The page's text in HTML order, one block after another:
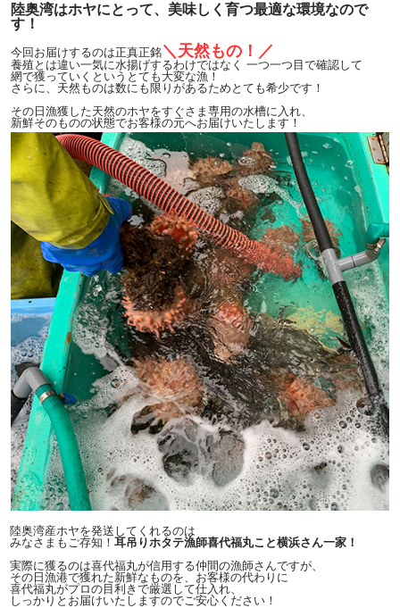
陸奥湾はホヤにとって、美味しく育つ最適な環境なので
す！
今回お届けするのは正真正銘＼天然もの！／
養殖とは違い一気に水揚げするわけではなく 一つ一つ目で確認して
網で獲っていくというとても大変な漁！
さらに、天然ものは数にも限りがあるためとても希少です！
その日漁獲した天然のホヤをすぐさま専用の水槽に入れ、
新鮮そのものの状態でお客様の元へお届けいたします！
陸奥湾産ホヤを発送してくれるのは
みなさまもご存知！ 耳吊りホタテ漁師喜代福丸こと横浜さん一家！
実際に獲るのは喜代福丸が信用する仲間の漁師さんですが、
その日漁港で獲れた新鮮なものを、お客様の代わりに
喜代福丸がプロの目利きで厳選して仕入れ、
しっかりとお届けいたしますのでご安心ください！